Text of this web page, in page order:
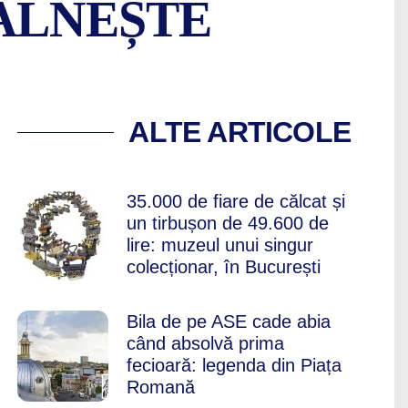
COMPLEX DE
ALTE ARTICOLE
35.000 de fiare de călcat și
un tirbușon de 49.600 de
lire: muzeul unui singur
colecționar, în București
Bila de pe ASE cade abia
când absolvă prima
fecioară: legenda din Piața
Romană